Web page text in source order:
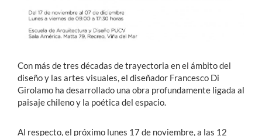
Con más de tres décadas de trayectoria en el ámbito del
diseño y las artes visuales, el diseñador Francesco Di
Girolamo ha desarrollado una obra profundamente ligada al
paisaje chileno y la poética del espacio.
Al respecto, el próximo lunes 17 de noviembre, a las 12